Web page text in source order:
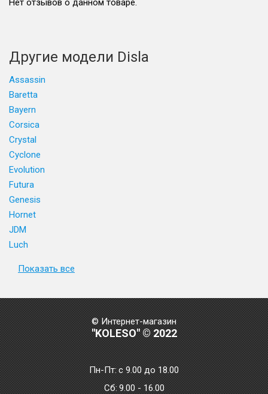
Нет отзывов о данном товаре.
Другие модели Disla
Assassin
Baretta
Bayern
Corsica
Crystal
Cyclone
Evolution
Futura
Genesis
Hornet
JDM
Luch
Показать все
© Интернет-магазин
"KOLESO" © 2022
Пн-Пт:с 9.00 до 18.00
Сб: 9.00 - 16.00